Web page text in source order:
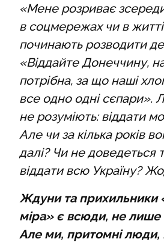
«Мене розриває
в соцмережах чи в
починають розводити
«Віддайте Донеччину,
потрібна, за що наші
все одно одні сєпари».
не розуміють: віддати
Але чи за кілька років
далі? Чи не доведеться
віддати всю Україну?
Ждуни та прихильники
міра» є всюди, не лише
Але ми, притомні люди,